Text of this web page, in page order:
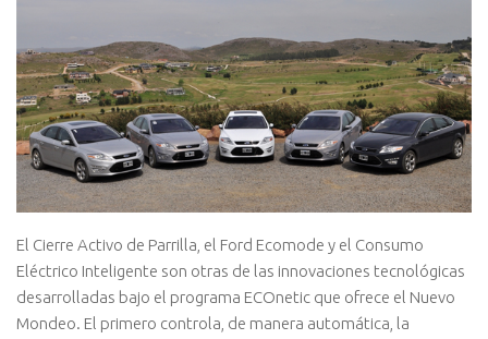
El Cierre Activo de Parrilla, el Ford Ecomode y el Consumo
Eléctrico Inteligente son otras de las innovaciones tecnológicas
desarrolladas bajo el programa ECOnetic que ofrece el Nuevo
Mondeo. El primero controla, de manera automática, la